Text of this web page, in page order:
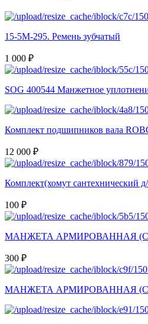
15-5M-295. Ремень зубчатый
1 000 ₽
SOG 400544 Манжетное
Комплект подшипников вала
12 000 ₽
Комплект(хомут сантехнический
100 ₽
МАНЖЕТА АРМИРОВАННАЯ
300 ₽
МАНЖЕТА АРМИРОВАННАЯ